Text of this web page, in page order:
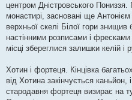
центром Дністровського
монастирі, засновані ще
верхньої скелі Білої гори
настінними розписами і
місці збереглися залишки келій і
Хотин і фортеця. Кінцівка
від Хотина закінчується
стародавня фортеця визирає на